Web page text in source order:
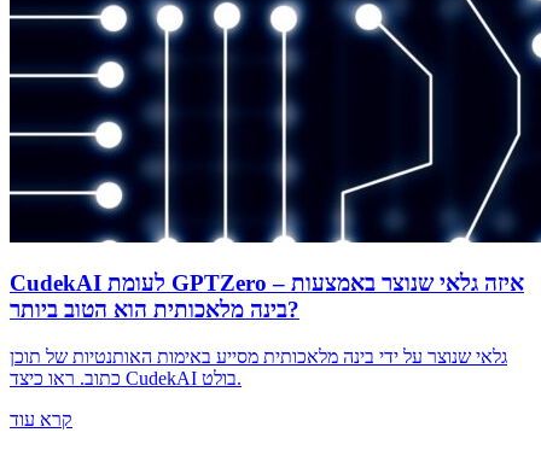
CudekAI לעומת GPTZero – איזה גלאי שנוצר באמצעות
בינה מלאכותית הוא הטוב ביותר?
גלאי שנוצר על ידי בינה מלאכותית מסייע באימות האותנטיות של תוכן
כתוב. ראו כיצד CudekAI בולט.
קרא עוד